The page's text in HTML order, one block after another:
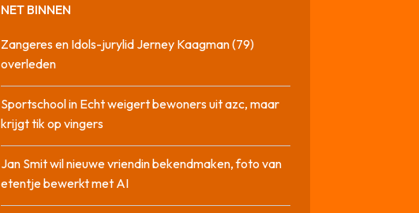
NET BINNEN
Zangeres en Idols-jurylid Jerney Kaagman (79)
overleden
Sportschool in Echt weigert bewoners uit azc, maar
krijgt tik op vingers
Jan Smit wil nieuwe vriendin bekendmaken, foto van
etentje bewerkt met AI